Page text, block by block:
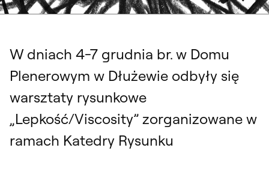
W dniach 4-7 grudnia br. w Domu
Plenerowym w Dłużewie odbyły się
warsztaty rysunkowe
„Lepkość/Viscosity” zorganizowane w
ramach Katedry Rysunku